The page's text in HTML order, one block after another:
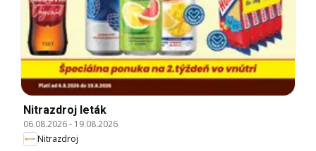
Nitrazdroj leták
06.08.2026- 19.08.2026
Nitrazdroj